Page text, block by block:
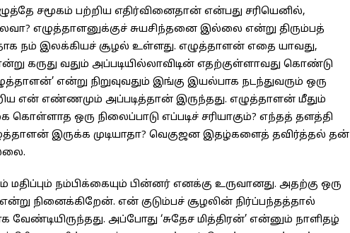
சமூகம் பற்றிய எதிர்வினைதான் என்பது சரியெனில்,
எழுத்தாளனுக்குச் சுயசிந்தனை இல்லை என்று திரும்பத்
நம் இலக்கியச் சூழல் உள்ளது. எழுத்தாளன் எதை யாவது,
கருது வதும் அப்படியில்லாவிடின் எதற்குள்ளாவது கொண்டு
என்று நிறுவுவதும் இங்கு இயல்பாக நடந்துவரும் ஒரு
என் எண்ணமும் அப்படித்தான் இருந்தது. எழுத்தாளன் மீதும்
கொள்ளாத ஒரு நிலைப்பாடு எப்படிச் சரியாகும்? எந்தத் தளத்தி
இருக்க முடியாதா? வெகுஜன இதழ்களைத் தவிர்த்தல் தன்
நம்பிக்கையும் பின்னர் எனக்கு உருவானது. அதற்கு ஒரு
நினைக்கிறேன். என் குடும்பச் சூழலின் நிர்ப்பந்தத்தால்
அப்போது ‘சுதேச மித்திரன்’ என்னும் நாளிதழ்